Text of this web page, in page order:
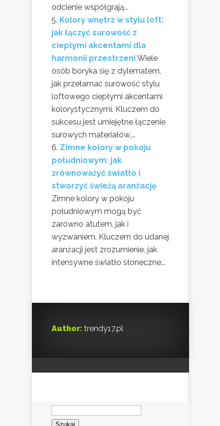
odcienie współgrają...
Kolory wnętrz w stylu loft:
jak łączyć surowość z
ciepłymi akcentami dla
harmonii przestrzeniWiele
osób boryka się z dylematem,
jak przełamać surowość stylu
loftowego ciepłymi akcentami
kolorystycznymi. Kluczem do
sukcesu jest umiejętne łączenie
surowych materiałów,...
Zimne kolory w pokoju
południowym: jak
zrównoważyć światło i
stworzyć świeżą aranżację
Zimne kolory w pokoju
południowym mogą być
zarówno atutem, jak i
wyzwaniem. Kluczem do udanej
aranżacji jest zrozumienie, jak
intensywne światło słoneczne...
Author: trendy17.pl
Szukaj: